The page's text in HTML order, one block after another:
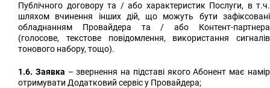
Публічного договору та / або характеристик Послуги, в т.ч.
шляхом вчинення інших дій, що можуть бути зафіксовані
обладнанням Провайдера та / або Контент-партнера
(голосове, текстове повідомлення, використання сигналів
тонового набору, тощо).
1.6. Заявка – звернення на підставі якого Абонент має намір
отримувати Додатковий сервіс у Провайдера;